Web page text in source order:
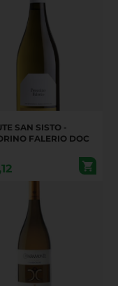
SAN SISTO -
FALERIO DOC